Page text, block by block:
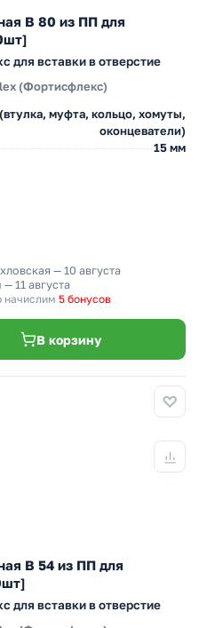
В 80 из ПП для
для вставки в отверстие
(Фортисфлекс)
муфта, кольцо, хомуты,
оконцеватели)
15 мм
— 10 августа
11 августа
начислим 5 бонусов
В корзину
В 54 из ПП для
для вставки в отверстие